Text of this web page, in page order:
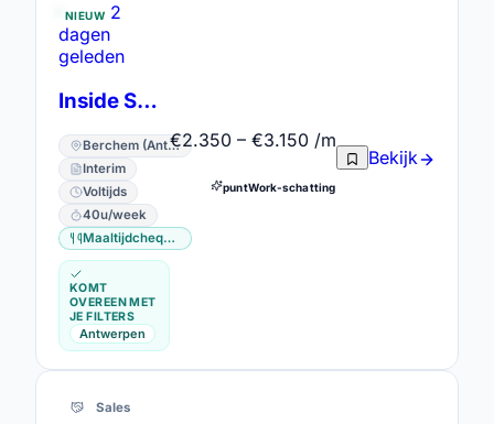
NIEUW 2
dagen
geleden
Inside Sales Medewerker
Berchem (Antwerpen) · Antwerpen
Interim
Voltijds
40u/week
Maaltijdcheques
KOMT
OVEREEN MET
JE FILTERS
Antwerpen
€2.350 – €3.150 /m
puntWork-schatting
Bekijk
Sales